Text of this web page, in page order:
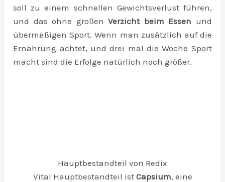
soll zu einem schnellen Gewichtsverlust führen,
und das ohne großenVerzicht beim Essen und
übermäßigen Sport. Wenn man zusätzlich auf die
Ernährung achtet, und drei mal die Woche Sport
macht sind die Erfolge natürlich noch größer.
Hauptbestandteil von Redix
Vital Hauptbestandteil ist Capsium, eine